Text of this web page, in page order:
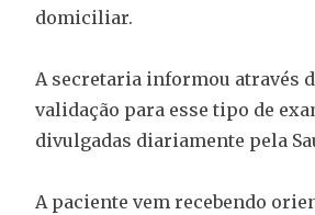
domiciliar.
A secretaria informou através
validação para esse tipo de
divulgadas diariamente pela
A paciente vem recebendo